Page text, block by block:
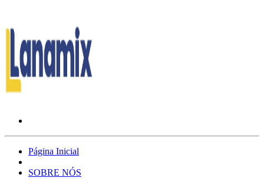
Página Inicial
SOBRE NÓS